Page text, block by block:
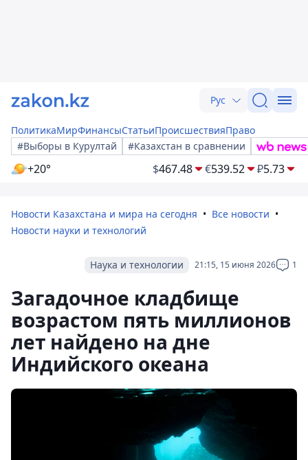
Рус
ПолитикаМирФинансыСтатьиПроисшествияПраво
#Выборы в Курултай
#Казахстан в сравнении
+20° $467.48 €539.52 ₽5.73
Новости Казахстана и мира на сегодня
Все новости
Новости науки и технологий
21:15, 15 июня 2026 1
Наука и технологии
Загадочное кладбище
возрастом пять миллионов
лет найдено на дне
Индийского океана